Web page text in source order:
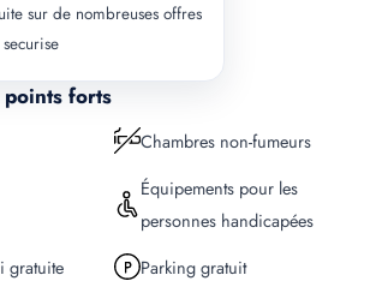
forts
Chambres non-fumeurs
Équipements pour les
personnes handicapées
gratuite
Parking gratuit
sur de nombreuses offres